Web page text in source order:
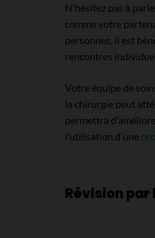
N'hésitez pas à
comme votre
personnes, il est
rencontres
Votre équipe de
la chirurgie peut
permettra
l’utilisation d’une
Révision